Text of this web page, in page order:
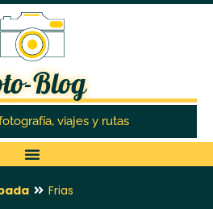
Blog
viajes y rutas
Frias